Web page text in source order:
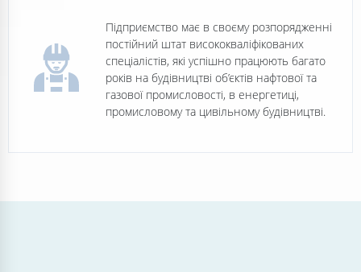
Підприємство має в своєму розпорядженні
постійний штат висококваліфікованих
спеціалістів, які успішно працюють багато
років на будівництві об’єктів нафтової та
газової промисловості, в енергетиці,
промисловому та цивільному будівництві.